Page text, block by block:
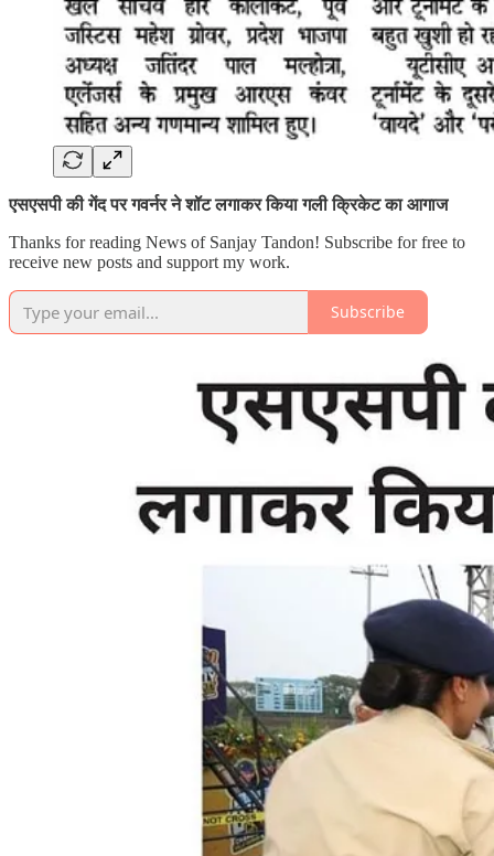
एसएसपी की गेंद पर गवर्नर ने शॉट लगाकर किया गली क्रिकेट का आगाज
Thanks for reading News of Sanjay Tandon! Subscribe for free to
receive new posts and support my work.
Subscribe